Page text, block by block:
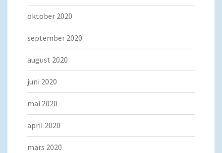
oktober 2020
september 2020
august 2020
juni 2020
mai 2020
april 2020
mars 2020